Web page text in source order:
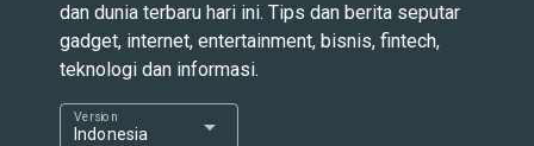
dan dunia terbaru hari ini. Tips dan berita seputar
gadget, internet, entertainment, bisnis, fintech,
teknologi dan informasi.
Indonesia
Version arrow_drop_down